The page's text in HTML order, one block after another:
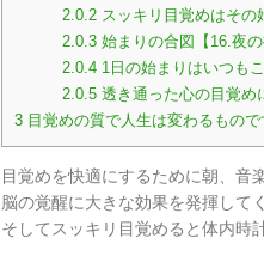
2.0.2スッキリ目覚めはその
2.0.3始まりの合図【16.夜の
2.0.41日の始まりはいつも
2.0.5透き通った心の目覚め
3 目覚めの質で人生は変わるもので
目覚めを快適にするために朝、音
脳の覚醒に大きな効果を発揮して
そしてスッキリ目覚めると体内時